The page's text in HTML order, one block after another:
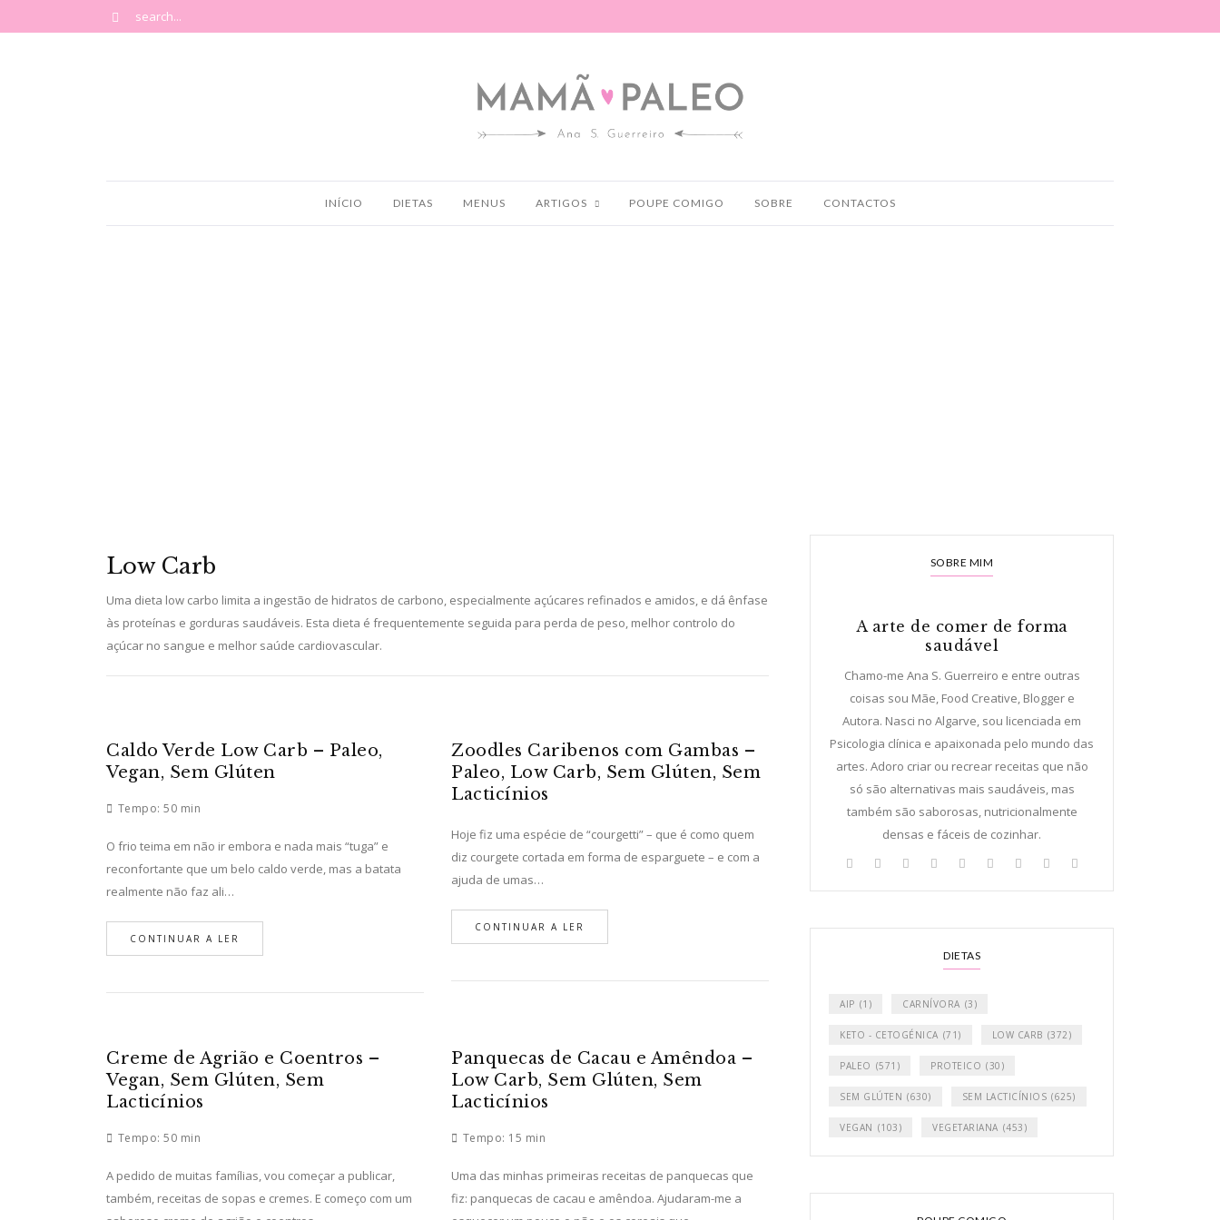
INÍCIO DIETAS MENUS ARTIGOS POUPE COMIGO SOBRE CONTACTOS
Low Carb
Uma dieta low carbo limita a ingestão de hidratos de carbono, especialmente açúcares refinados e amidos, e dá ênfase
às proteínas e gorduras saudáveis. Esta dieta é frequentemente seguida para perda de peso, melhor controlo do
açúcar no sangue e melhor saúde cardiovascular.
Caldo Verde Low Carb – Paleo,
Vegan, Sem Glúten
Tempo: 50 min
O frio teima em não ir embora e nada mais “tuga” e
reconfortante que um belo caldo verde, mas a batata
realmente não faz ali…
CONTINUAR A LER
Zoodles Caribenos com Gambas –
Paleo, Low Carb, Sem Glúten, Sem
Lacticínios
Hoje fiz uma espécie de “courgetti” – que é como quem
diz courgete cortada em forma de esparguete – e com a
ajuda de umas…
CONTINUAR A LER
Creme de Agrião e Coentros –
Vegan, Sem Glúten, Sem
Lacticínios
Tempo: 50 min
A pedido de muitas famílias, vou começar a publicar,
também, receitas de sopas e cremes. E começo com um
Panquecas de Cacau e Amêndoa –
Low Carb, Sem Glúten, Sem
Lacticínios
Tempo: 15 min
Uma das minhas primeiras receitas de panquecas que
fiz: panquecas de cacau e amêndoa. Ajudaram-me a
SOBRE MIM
A arte de comer de forma
saudável
Chamo-me Ana S. Guerreiro e entre outras
coisas sou Mãe, Food Creative, Blogger e
Autora. Nasci no Algarve, sou licenciada em
Psicologia clínica e apaixonada pelo mundo das
artes. Adoro criar ou recrear receitas que não
só são alternativas mais saudáveis, mas
também são saborosas, nutricionalmente
densas e fáceis de cozinhar.
DIETAS
AIP (1) CARNÍVORA (3)
KETO - CETOGÉNICA (71) LOW CARB (372)
PALEO (571) PROTEICO (30)
SEM GLÚTEN (630) SEM LACTICÍNIOS (625)
VEGAN (103) VEGETARIANA (453)